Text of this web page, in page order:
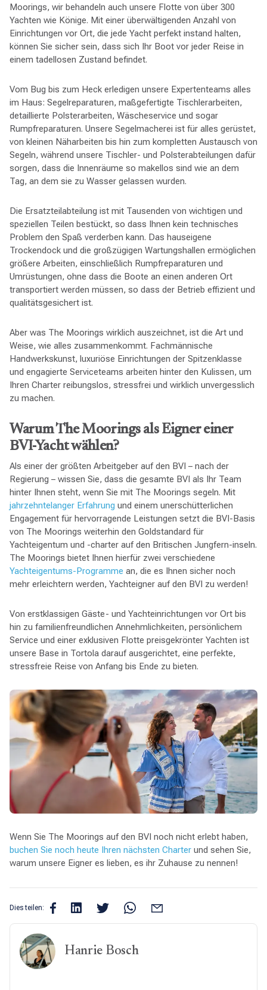
Moorings, wir behandeln auch unsere Flotte von über 300
Yachten wie Könige. Mit einer überwältigenden Anzahl von
Einrichtungen vor Ort, die jede Yacht perfekt instand halten,
können Sie sicher sein, dass sich Ihr Boot vor jeder Reise in
einem tadellosen Zustand befindet.
Vom Bug bis zum Heck erledigen unsere Expertenteams alles
im Haus: Segelreparaturen, maßgefertigte Tischlerarbeiten,
detaillierte Polsterarbeiten, Wäscheservice und sogar
Rumpfreparaturen. Unsere Segelmacherei ist für alles gerüstet,
von kleinen Näharbeiten bis hin zum kompletten Austausch von
Segeln, während unsere Tischler- und Polsterabteilungen dafür
sorgen, dass die Innenräume so makellos sind wie an dem
Tag, an dem sie zu Wasser gelassen wurden.
Die Ersatzteilabteilung ist mit Tausenden von wichtigen und
speziellen Teilen bestückt, so dass Ihnen kein technisches
Problem den Spaß verderben kann. Das hauseigene
Trockendock und die großzügigen Wartungshallen ermöglichen
größere Arbeiten, einschließlich Rumpfreparaturen und
Umrüstungen, ohne dass die Boote an einen anderen Ort
transportiert werden müssen, so dass der Betrieb effizient und
qualitätsgesichert ist.
Aber was The Moorings wirklich auszeichnet, ist die Art und
Weise, wie alles zusammenkommt. Fachmännische
Handwerkskunst, luxuriöse Einrichtungen der Spitzenklasse
und engagierte Serviceteams arbeiten hinter den Kulissen, um
Ihren Charter reibungslos, stressfrei und wirklich unvergesslich
zu machen.
Warum The Moorings als Eigner einer
BVI-Yacht wählen?
Als einer der größten Arbeitgeber auf den BVI – nach der
Regierung – wissen Sie, dass die gesamte BVI als Ihr Team
hinter Ihnen steht, wenn Sie mit The Moorings segeln. Mit
jahrzehntelanger Erfahrung und einem unerschütterlichen
Engagement für hervorragende Leistungen setzt die BVI-Basis
von The Moorings weiterhin den Goldstandard für
Yachteigentum und -charter auf den Britischen Jungfern-inseln.
The Moorings bietet Ihnen hierfür zwei verschiedene
Yachteigentums-Programme an, die es Ihnen sicher noch
mehr erleichtern werden, Yachteigner auf den BVI zu werden!
Von erstklassigen Gäste- und Yachteinrichtungen vor Ort bis
hin zu familienfreundlichen Annehmlichkeiten, persönlichem
Service und einer exklusiven Flotte preisgekrönter Yachten ist
unsere Base in Tortola darauf ausgerichtet, eine perfekte,
stressfreie Reise von Anfang bis Ende zu bieten.
Wenn Sie The Moorings auf den BVI noch nicht erlebt haben,
buchen Sie noch heute Ihren nächsten Charterund sehen Sie,
warum unsere Eigner es lieben, es ihr Zuhause zu nennen!
Dies teilen:
Hanrie Bosch